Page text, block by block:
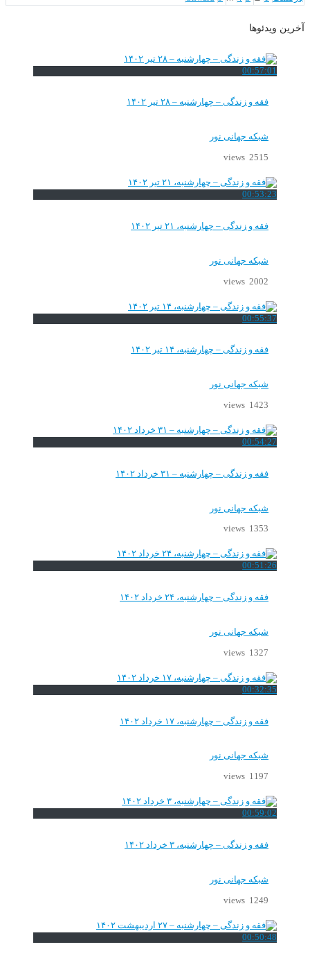
آخرین ویدئوها
00:57:01
فقه و زندگی – چهارشنبه – ۲۸ تیر ۱۴۰۲
شبکه جهانی نور
2515 views
00:53:23
فقه و زندگی – چهارشنبه، ۲۱ تیر ۱۴۰۲
شبکه جهانی نور
2002 views
00:55:37
فقه و زندگی – چهارشنبه، ۱۴ تیر ۱۴۰۲
شبکه جهانی نور
1423 views
00:54:27
فقه و زندگی – چهارشنبه – ۳۱ خرداد ۱۴۰۲
شبکه جهانی نور
1353 views
00:51:26
فقه و زندگی – چهارشنبه، ۲۴ خرداد ۱۴۰۲
شبکه جهانی نور
1327 views
00:32:35
فقه و زندگی – چهارشنبه، ۱۷ خرداد ۱۴۰۲
شبکه جهانی نور
1197 views
00:59:02
فقه و زندگی – چهارشنبه، ۳ خرداد ۱۴۰۲
شبکه جهانی نور
1249 views
00:50:48